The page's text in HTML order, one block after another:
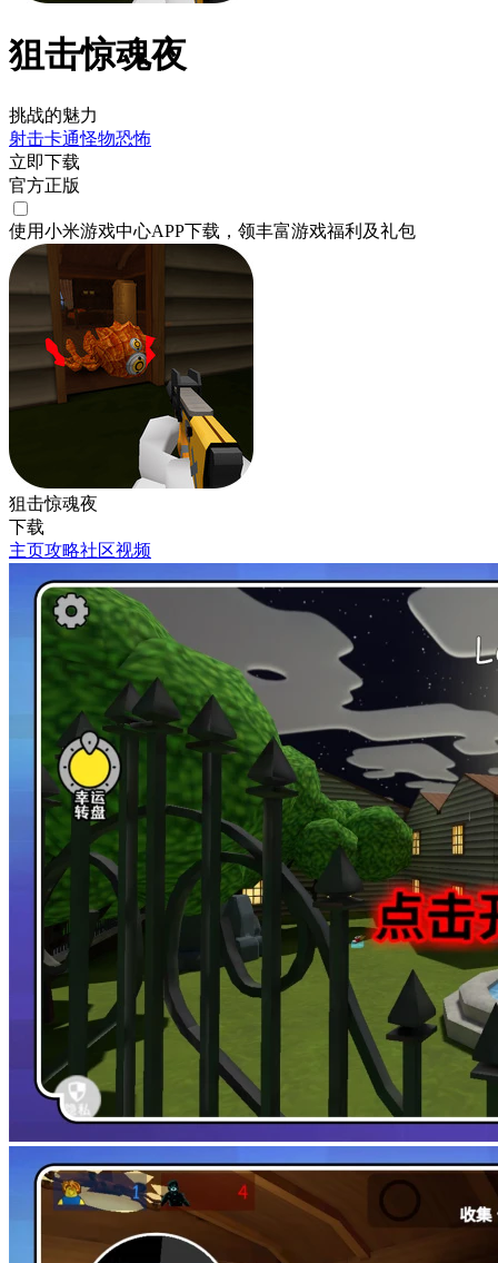
狙击惊魂夜
挑战的魅力
射击卡通怪物恐怖
立即下载
官方正版
使用小米游戏中心APP下载 ，领丰富游戏福利 及礼包
狙击惊魂夜
下载
主页攻略社区视频